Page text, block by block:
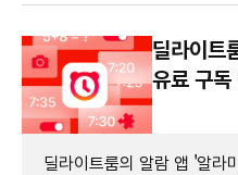
딜라이트
유료 구독
딜라이트룸의 알람 앱 '알라